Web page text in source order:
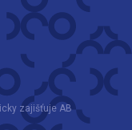
zajišťuje AB